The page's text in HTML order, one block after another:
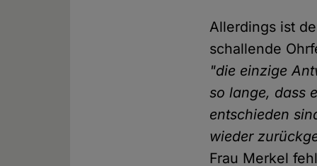
Allerdings ist
schallende
"die einzige
so lange, dass
entschieden
wieder
Frau Merkel